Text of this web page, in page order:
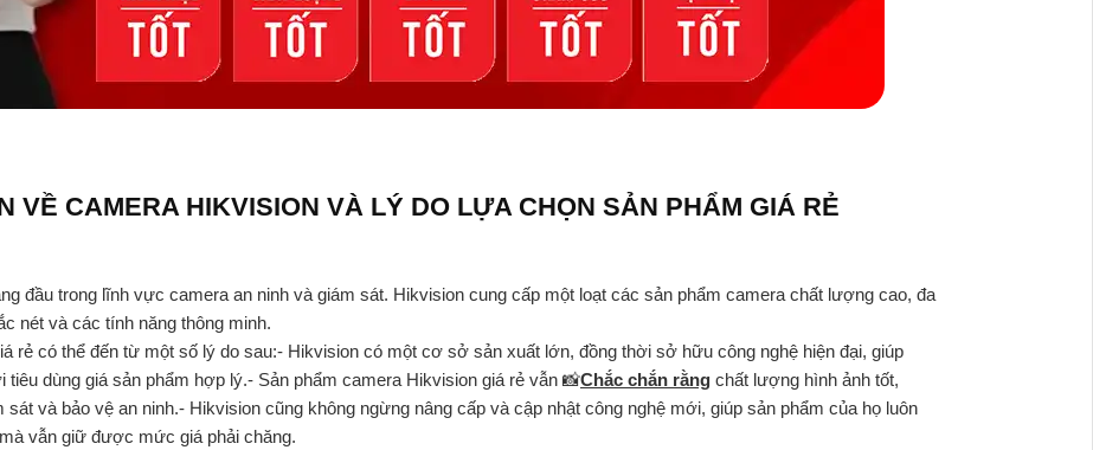
VỀ CAMERA HIKVISION VÀ LÝ DO LỰA CHỌN SẢN PHẨM GIÁ RẺ
đầu trong lĩnh vực camera an ninh và giám sát. Hikvision cung cấp một loạt các sản phẩm camera chất lượng cao, đa
nét và các tính năng thông minh.
rẻ có thể đến từ một số lý do sau:- Hikvision có một cơ sở sản xuất lớn, đồng thời sở hữu công nghệ hiện đại, giúp
dùng giá sản phẩm hợp lý.- Sản phẩm camera Hikvision giá rẻ vẫn 📸Chắc chắn rằng chất lượng hình ảnh tốt,
và bảo vệ an ninh.- Hikvision cũng không ngừng nâng cấp và cập nhật công nghệ mới, giúp sản phẩm của họ luôn
vẫn giữ được mức giá phải chăng.